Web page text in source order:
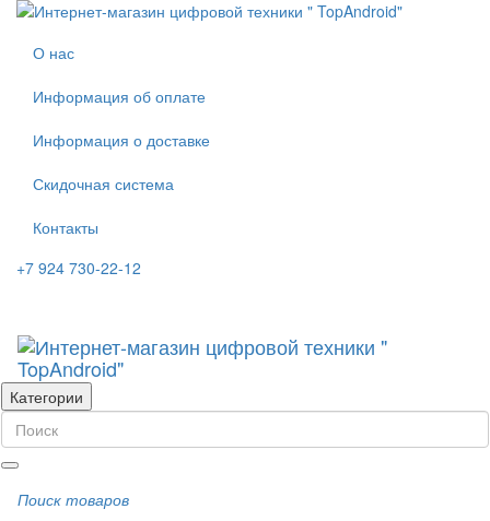
О нас
Информация об оплате
Информация о доставке
Скидочная система
Контакты
+7 924 730-22-12
Категории
Поиск товаров